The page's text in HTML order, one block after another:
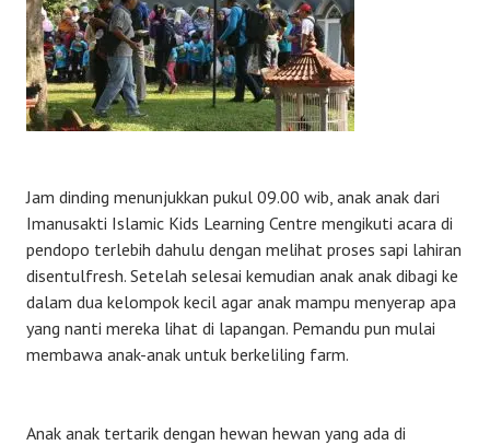
Jam dinding menunjukkan pukul 09.00 wib, anak anak dari
Imanusakti Islamic Kids Learning Centre mengikuti acara di
pendopo terlebih dahulu dengan melihat proses sapi lahiran
disentulfresh. Setelah selesai kemudian anak anak dibagi ke
dalam dua kelompok kecil agar anak mampu menyerap apa
yang nanti mereka lihat di lapangan. Pemandu pun mulai
membawa anak-anak untuk berkeliling farm.
Anak anak tertarik dengan hewan hewan yang ada di